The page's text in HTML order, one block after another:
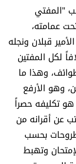
"المفتي
عمامته،
قبلان ونجله
لكل المفتين
وهذا ما
وهو الأرفع
هو تكليفه حصراً
عن أقرانه من
بحسب
وتهبط